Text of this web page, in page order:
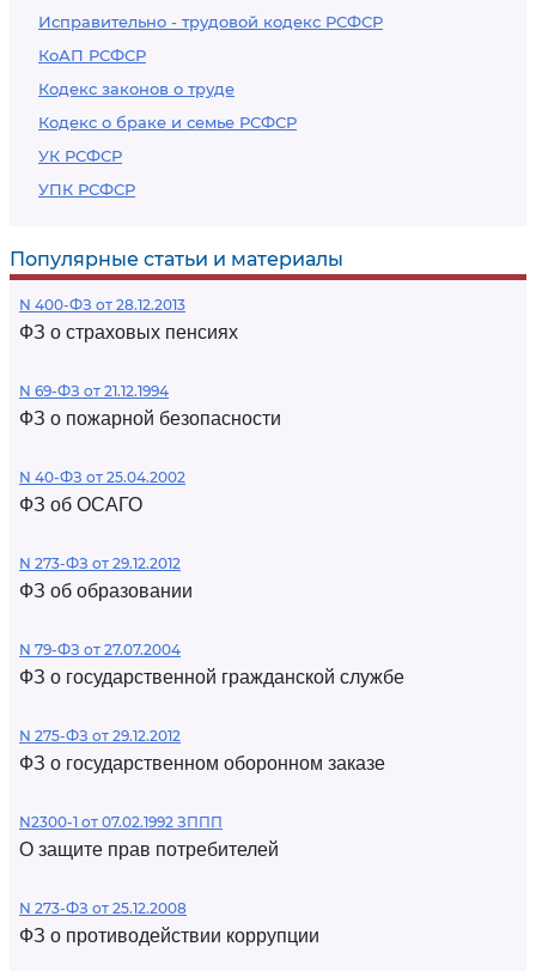
Исправительно - трудовой кодекс РСФСР
КоАП РСФСР
Кодекс законов о труде
Кодекс о браке и семье РСФСР
УК РСФСР
УПК РСФСР
Популярные статьи и материалы
N 400-ФЗ от 28.12.2013
ФЗ о страховых пенсиях
N 69-ФЗ от 21.12.1994
ФЗ о пожарной безопасности
N 40-ФЗ от 25.04.2002
ФЗ об ОСАГО
N 273-ФЗ от 29.12.2012
ФЗ об образовании
N 79-ФЗ от 27.07.2004
ФЗ о государственной гражданской службе
N 275-ФЗ от 29.12.2012
ФЗ о государственном оборонном заказе
N2300-1 от 07.02.1992 ЗППП
О защите прав потребителей
N 273-ФЗ от 25.12.2008
ФЗ о противодействии коррупции